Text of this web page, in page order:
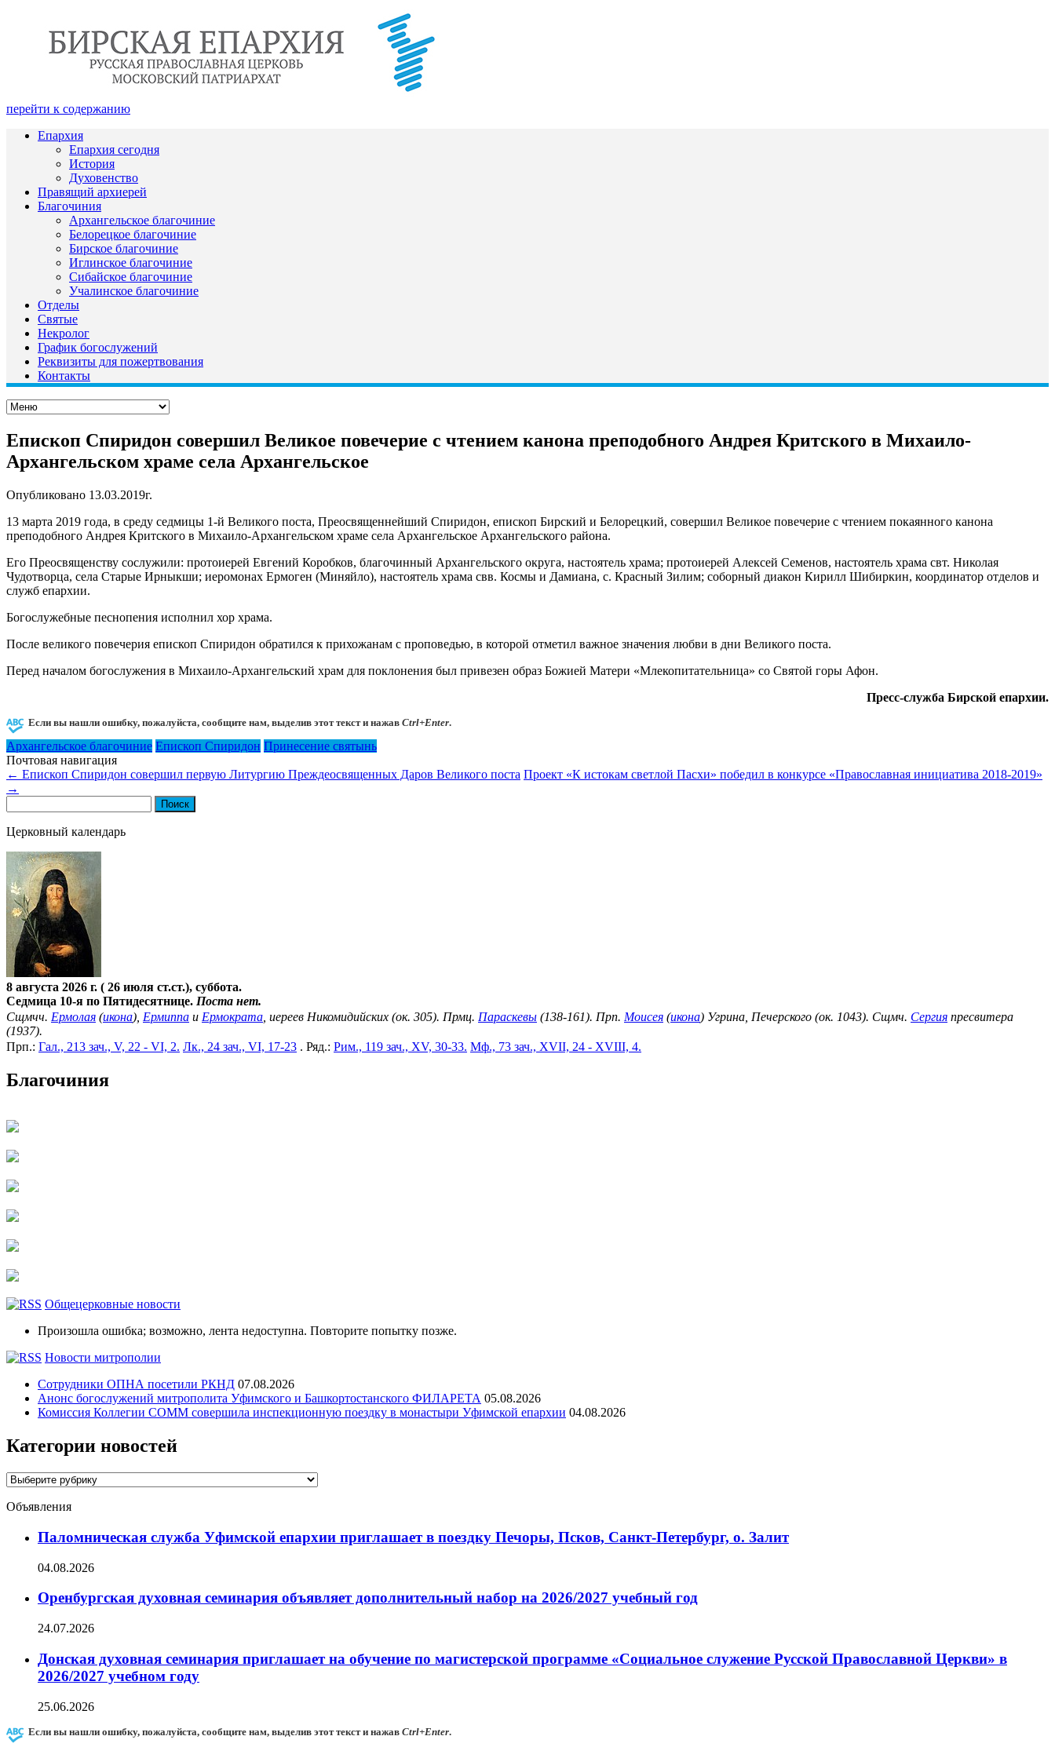
перейти к содержанию
Епархия
Епархия сегодня
История
Духовенство
Правящий архиерей
Благочиния
Архангельское благочиние
Белорецкое благочиние
Бирское благочиние
Иглинское благочиние
Сибайское благочиние
Учалинское благочиние
Отделы
Святые
Некролог
График богослужений
Реквизиты для пожертвования
Контакты
Епископ Спиридон совершил Великое повечерие с чтением канона преподобного Андрея Критского в Михаило-
Архангельском храме села Архангельское
Опубликовано 13.03.2019г.
13 марта 2019 года, в среду седмицы 1-й Великого поста, Преосвященнейший Спиридон, епископ Бирский и Белорецкий, совершил Великое повечерие с чтением покаянного канона
преподобного Андрея Критского в Михаило-Архангельском храме села Архангельское Архангельского района.
Его Преосвященству сослужили: протоиерей Евгений Коробков, благочинный Архангельского округа, настоятель храма; протоиерей Алексей Семенов, настоятель храма свт. Николая
Чудотворца, села Старые Ирныкши; иеромонах Ермоген (Миняйло), настоятель храма свв. Космы и Дамиана, с. Красный Зилим; соборный диакон Кирилл Шибиркин, координатор отделов и
служб епархии.
Богослужебные песнопения исполнил хор храма.
После великого повечерия епископ Спиридон обратился к прихожанам с проповедью, в которой отметил важное значения любви в дни Великого поста.
Перед началом богослужения в Михаило-Архангельский храм для поклонения был привезен образ Божией Матери «Млекопитательница» со Святой горы Афон.
Пресс-служба Бирской епархии.
Если вы нашли ошибку, пожалуйста, сообщите нам, выделив этот текст и нажав Ctrl+Enter.
Архангельское благочиние Епископ Спиридон Принесение святынь
Почтовая навигация
← Епископ Спиридон совершил первую Литургию Преждеосвященных Даров Великого поста Проект «К истокам светлой Пасхи» победил в конкурсе «Православная инициатива 2018-2019»
→
Церковный календарь
8 августа 2026 г. ( 26 июля ст.ст.), суббота.
Седмица 10-я по Пятидесятнице. Поста нет.
Сщмчч. Ермолая (икона), Ермиппа и Ермократа , иереев Никомидийских (ок. 305). Прмц. Параскевы (138-161). Прп. Моисея (икона) Угрина, Печерского (ок. 1043). Сщмч. Сергия пресвитера
(1937).
Прп.: Гал., 213 зач., V, 22 - VI, 2. Лк., 24 зач., VI, 17-23 . Ряд.: Рим., 119 зач., XV, 30-33. Мф., 73 зач., XVII, 24 - XVIII, 4.
Благочиния
Общецерковные новости
Произошла ошибка; возможно, лента недоступна. Повторите попытку позже.
Новости митрополии
Сотрудники ОПНА посетили РКНД 07.08.2026
Анонс богослужений митрополита Уфимского и Башкортостанского ФИЛАРЕТА 05.08.2026
Комиссия Коллегии СОММ совершила инспекционную поездку в монастыри Уфимской епархии 04.08.2026
Категории новостей
Категории
Объявления
Паломническая служба Уфимской епархии приглашает в поездку Печоры, Псков, Санкт-Петербург, о. Залит
04.08.2026
Оренбургская духовная семинария объявляет дополнительный набор на 2026/2027 учебный год
24.07.2026
Донская духовная семинария приглашает на обучение по магистерской программе «Социальное служение Русской Православной Церкви» в
2026/2027 учебном году
25.06.2026
Если вы нашли ошибку, пожалуйста, сообщите нам, выделив этот текст и нажав Ctrl+Enter.